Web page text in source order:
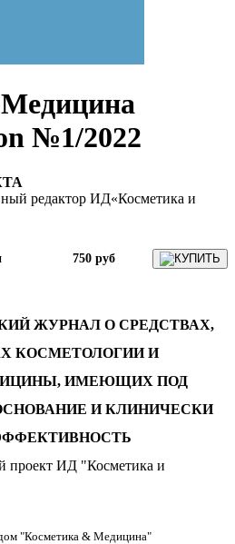
№1/2022
редактор ИД«Косметика и
750 руб КУПИТЬ
ЖУРНАЛ О СРЕДСТВАХ,
КОСМЕТОЛОГИИ И
ИМЕЮЩИХ ПОД
И КЛИНИЧЕСКИ
проект ИД "Косметика и
"Косметика & Медицина"